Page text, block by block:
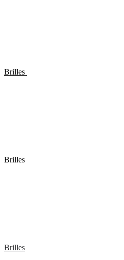
Brilles
Brilles
Brilles